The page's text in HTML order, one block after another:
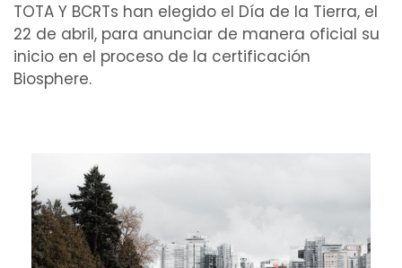
TOTA Y BCRTs han elegido el Día de la Tierra, el
22 de abril, para anunciar de manera oficial su
inicio en el proceso de la certificación
Biosphere.